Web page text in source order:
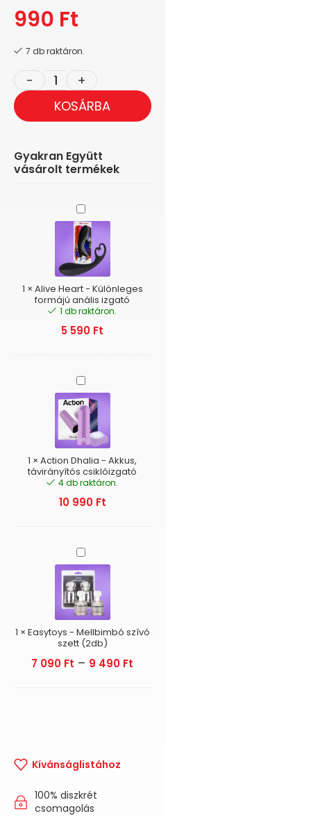
990 Ft
7 db raktáron.
KOSÁRBA
Gyakran Együtt
vásárolt termékek
Alive
Heart
-
Különleges
formájú
anális
izgató
1 × Alive Heart - Különleges
formájú anális izgató
1 db raktáron.
5 590 Ft
Action
Dhalia
-
Akkus,
távirányítós
csiklóizgató
1 ×Action Dhalia - Akkus,
távirányítós csiklóizgató
4 db raktáron.
10 990 Ft
Easytoys
-
Mellbimbó
szívó
szett
(2db)
1 × Easytoys - Mellbimbó szívó
szett (2db)
7 090 Ft – 9 490 Ft
Kívánságlistához
100% diszkrét
csomagolás